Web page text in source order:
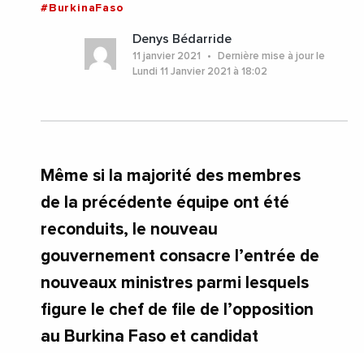
#BurkinaFaso
Denys Bédarride
11 janvier 2021
Dernière mise à jour le
Lundi 11 Janvier 2021 à 18:02
Même si la majorité des membres
de la précédente équipe ont été
reconduits, le nouveau
gouvernement consacre l’entrée de
nouveaux ministres parmi lesquels
figure le chef de file de l’opposition
au Burkina Faso et candidat